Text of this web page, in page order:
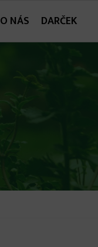
O NÁS DARČEK